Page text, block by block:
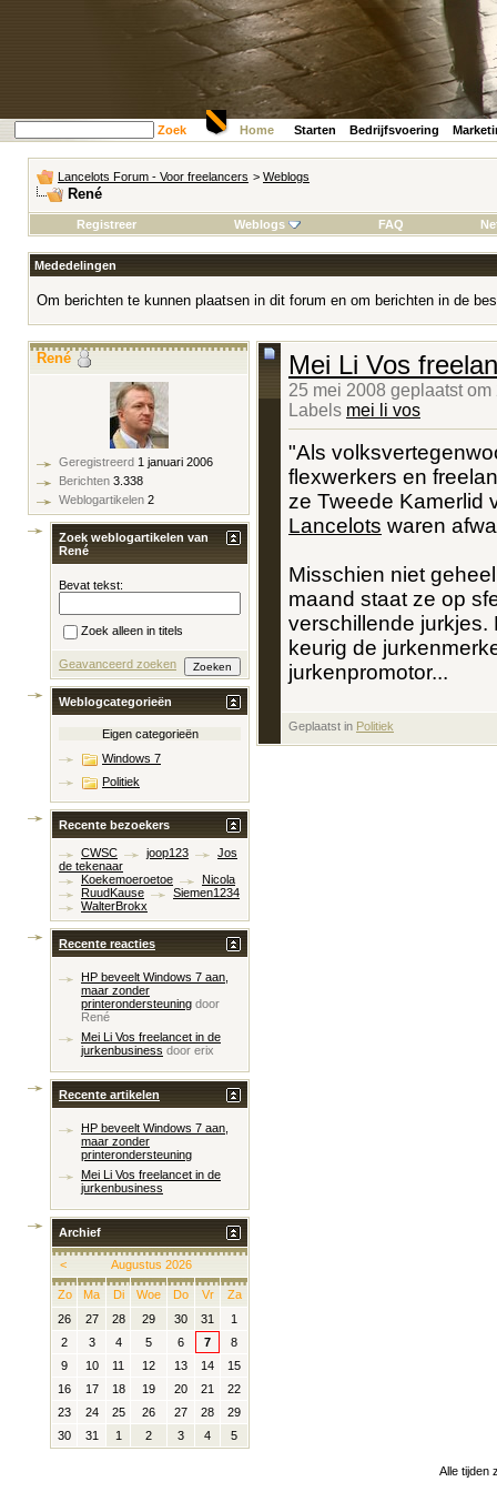
Zoek Home Starten Bedrijfsvoering
Lancelots Forum - Voor freelancers > Weblogs
René
Registreer Weblogs FAQ
Mededelingen
Om berichten te kunnen plaatsen in dit forum en om berichten in de
Mei Li Vos
25 mei 2008 geplaatst
Labels mei li vos
"Als
flexwerkers en
ze Tweede Kamerlid
Lancelots waren
Misschien niet
maand staat ze op
verschillende jurkjes.
keurig de
jurkenpromotor...
Geplaatst in Politiek
René
Geregistreerd 1 januari 2006
Berichten 3.338
Weblogartikelen 2
Zoek weblogartikelen van
René
Bevat tekst:
Zoek alleen in titels
Geavanceerd zoeken
Weblogcategorieën
Eigen categorieën
Windows 7
Politiek
Recente bezoekers
CWSC joop123
Jos
de tekenaar
Koekemoeroetoe
Nicola
RuudKause
Siemen1234
WalterBrokx
Recente reacties
HP beveelt Windows 7 aan,
maar zonder
printerondersteuning door
René
Mei Li Vos freelancet in de
jurkenbusiness door erix
Recente artikelen
HP beveelt Windows 7 aan,
maar zonder
printerondersteuning
Mei Li Vos freelancet in de
jurkenbusiness
Archief
< Augustus 2026
Zo Ma Di Woe Do Vr
Za
26
27 28 29 30 31
1
2
3 4 5 6 7
8
9
10 11 12 13 14
15
16
17 18 19 20 21
22
23
24 25 26 27 28
29
30
31 1 2 3 4 5
Alle tijden